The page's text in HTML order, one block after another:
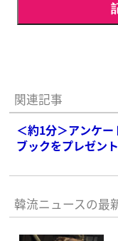
関連記事
＜約1分＞アンケ
ブックをプレゼン
韓流ニュースの最